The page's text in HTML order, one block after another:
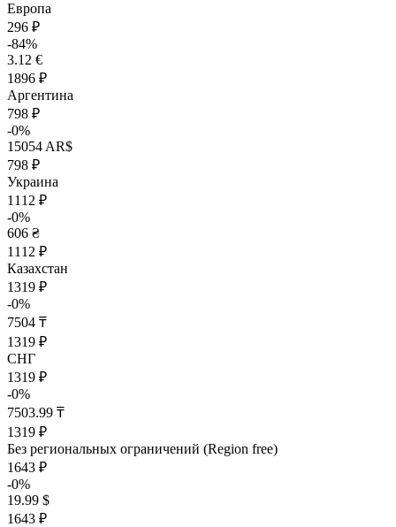
Европа
296 ₽
-84%
3.12 €
1896 ₽
Аргентина
798 ₽
-0%
15054 AR$
798 ₽
Украина
1112 ₽
-0%
606 ₴
1112 ₽
Казахстан
1319 ₽
-0%
7504 ₸
1319 ₽
СНГ
1319 ₽
-0%
7503.99 ₸
1319 ₽
Без региональных ограничений (Region free)
1643 ₽
-0%
19.99 $
1643 ₽